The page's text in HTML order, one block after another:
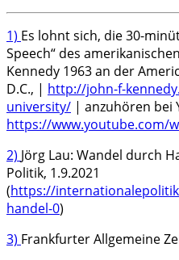
1) Es lohnt sich, die 30-
Speech“ des
Kennedy 1963 an der
D.C., | http://john-f-
university/ | anzuhören bei
https://www.youtube.com/
2) Jörg Lau: Wandel durch
Politik, 1.9.2021
(https://
handel-0)
3) Frankfurter Allgemeine